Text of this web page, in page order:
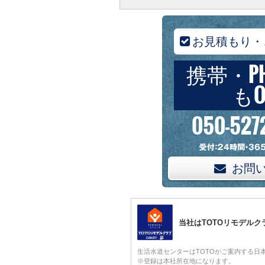
お見積もり
携帯・
も
050-
お問
当社はTOTOリモデル
生活水道センターはTOTOがご案内する日
※登録は本社所在地になります。